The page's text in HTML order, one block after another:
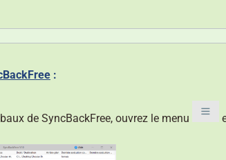
:
de SyncBackFree, ouvrez le menu